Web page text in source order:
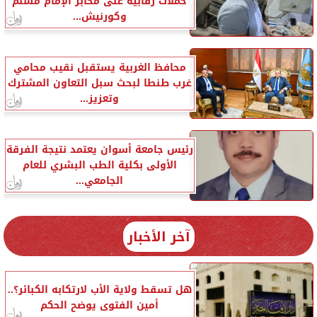
وكورنيش...
محافظ الغربية يستقبل نقيب محامي
غرب طنطا لبحث سبل التعاون المشترك
وتعزيز...
رئيس جامعة أسوان يعتمد نتيجة الفرقة
الأولى بكلية الطب البشري للعام
الجامعي...
آخر الأخبار
هل تسقط ولاية الأب لارتكابه الكبائر؟..
أمين الفتوى يوضح الحكم